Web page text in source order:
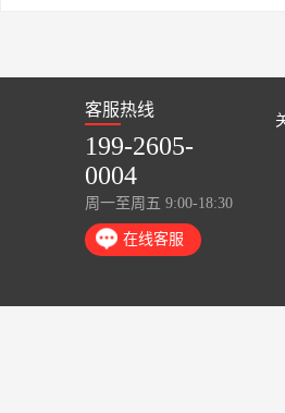
客服热线
199-2605-
0004
周一至周五 9:00-18:30
在线客服